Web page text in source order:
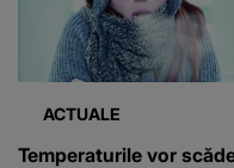
ACTUALE
Temperaturile vor